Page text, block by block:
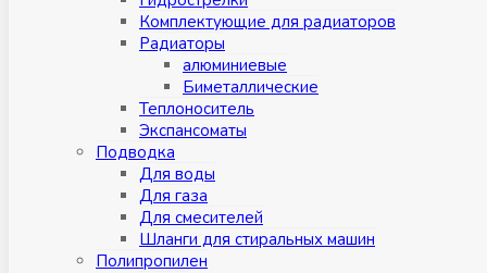
Комплектующие для радиаторов
Радиаторы
алюминиевые
Биметаллические
Теплоноситель
Экспансоматы
Подводка
Для воды
Для газа
Для смесителей
Шланги для стиральных машин
Полипропилен